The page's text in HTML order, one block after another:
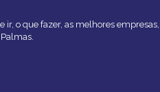
o que fazer, as melhores empresas,